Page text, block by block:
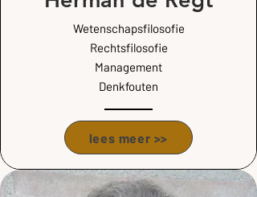
Wetenschapsfilosofie
Rechtsfilosofie
Management
Denkfouten
lees meer >>